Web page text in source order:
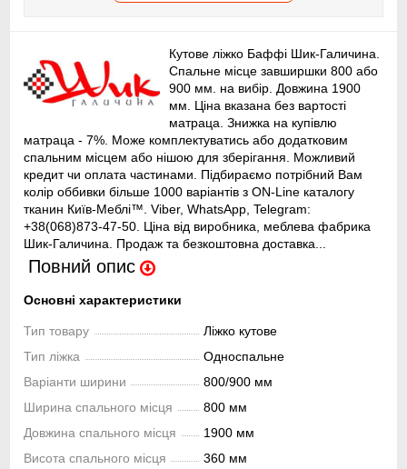
Кутове ліжко Баффі Шик-Галичина.
Спальне місце завширшки 800 або
900 мм. на вибір. Довжина 1900
мм. Ціна вказана без вартості
матраца. Знижка на купівлю
матраца - 7%. Може комплектуватись або додатковим
спальним місцем або нішою для зберігання. Можливий
кредит чи оплата частинами. Підбираємо потрібний Вам
колір оббивки більше 1000 варіантів з ON-Line каталогу
тканин Київ-Меблі™. Viber, WhatsApp, Telegram:
+38(068)873-47-50. Ціна від виробника, меблева фабрика
Шик-Галичина. Продаж та безкоштовна доставка...
Повний опис
Основні характеристики
Тип товару
Ліжко кутове
Тип ліжка
Односпальне
Варіанти ширини
800/900 мм
Ширина спального місця
800 мм
Довжина спального місця
1900 мм
Висота спального місця
360 мм